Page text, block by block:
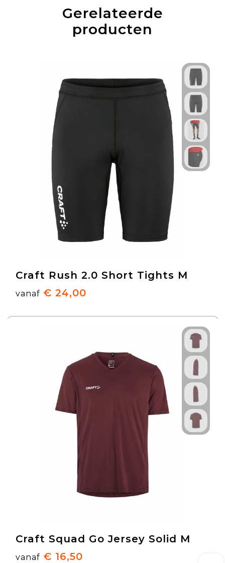
Gerelateerde
producten
Craft Rush 2.0 Short Tights M
vanaf € 24,00
Craft Squad Go Jersey Solid M
vanaf € 16,50